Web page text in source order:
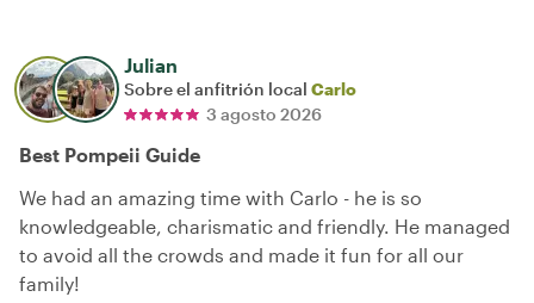
Julian
Sobre el anfitrión local Carlo
3 agosto 2026
Best Pompeii Guide
We had an amazing time with Carlo - he is so
knowledgeable, charismatic and friendly. He managed
to avoid all the crowds and made it fun for all our
family!